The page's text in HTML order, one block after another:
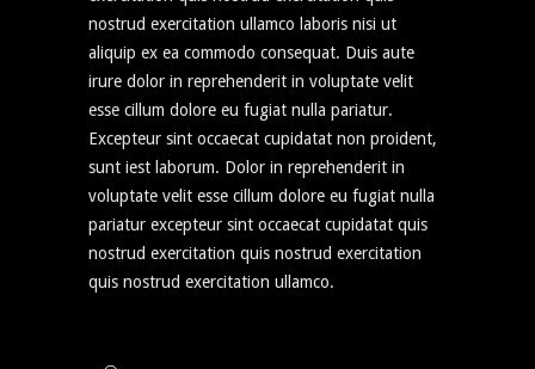
nostrud exercitation ullamco laboris nisi ut
aliquip ex ea commodo consequat. Duis aute
irure dolor in reprehenderit in voluptate velit
esse cillum dolore eu fugiat nulla pariatur.
Excepteur sint occaecat cupidatat non proident,
sunt iest laborum. Dolor in reprehenderit in
voluptate velit esse cillum dolore eu fugiat nulla
pariatur excepteur sint occaecat cupidatat quis
nostrud exercitation quis nostrud exercitation
quis nostrud exercitation ullamco.